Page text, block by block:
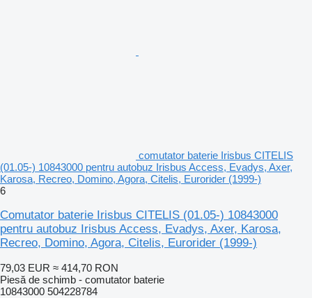
comutator baterie Irisbus CITELIS
(01.05-) 10843000 pentru autobuz Irisbus Access, Evadys, Axer,
Karosa, Recreo, Domino, Agora, Citelis, Eurorider (1999-)
6
Comutator baterie Irisbus CITELIS (01.05-) 10843000
pentru autobuz Irisbus Access, Evadys, Axer, Karosa,
Recreo, Domino, Agora, Citelis, Eurorider (1999-)
79,03 EUR ≈ 414,70 RON
Piesă de schimb - comutator baterie
10843000 504228784